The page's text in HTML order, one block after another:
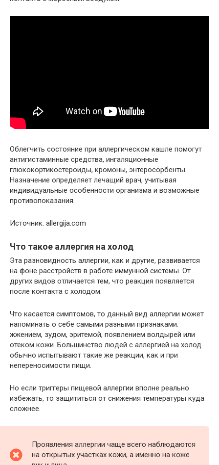
Облегчить состояние при аллергическом кашле помогут
антигистаминные средства, ингаляционные
глюкокортикостероиды, кромоны, энтеросорбенты.
Назначение определяет лечащий врач, учитывая
индивидуальные особенности организма и возможные
противопоказания.
Источник: allergija.com
Что такое аллергия на холод
Эта разновидность аллергии, как и другие, развивается
на фоне расстройств в работе иммунной системы. От
других видов отличается тем, что реакция появляется
после контакта с холодом.
Что касается симптомов, то данный вид аллергии может
напоминать о себе самыми разными признаками:
жжением, зудом, эритемой, появлением волдырей или
отеком кожи. Большинство людей с аллергией на холод
обычно испытывают такие же реакции, как и при
непереносимости пищи.
Но если триггеры пищевой аллергии вполне реально
избежать, то защититься от снижения температуры куда
сложнее.
Проявления аллергии чаще всего наблюдаются
на открытых участках кожи, а именно на коже